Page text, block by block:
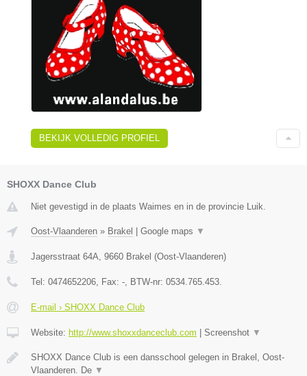
BEKIJK VOLLEDIG PROFIEL
SHOXX Dance Club
Niet gevestigd in de plaats Waimes en in de provincie Luik.
Oost-Vlaanderen » Brakel | Google maps ▼
Jagersstraat 64A 9660 Brakel (Oost-Vlaanderen)
Tel: 0474652206 , Fax: - , BTW-nr: 0534.765.453.
E-mail › SHOXX Dance Club
Website: http://www.shoxxdanceclub.com | Screenshot ▼
SHOXX Dance Club is een dansschool gelegen in Brakel, Oost-
Vlaanderen. De ▼